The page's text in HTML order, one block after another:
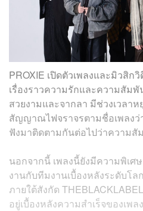
PROXIE เปิดตัวเพลงและมิวสิก
เรื่องราวความรักและความสัม
สวยงามและจากลา มีช่วงเวลา
สัญญาณไฟจราจรตามชื่อเพลงว่
ฟังมาติดตามกันต่อไปว่าความสั
นอกจากนี้ เพลงนี้ยังมีความพิเศ
งานกับทีมงานเบื้องหลังระดับโล
ภายใต้สังกัด
อยู่เบื้องหลังความสำเร็จของเพ